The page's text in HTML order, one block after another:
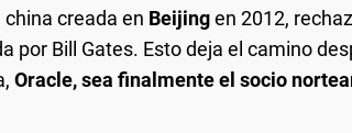
creada en Beijingen 2012,
por Bill Gates. Esto deja el camino
Oracle, sea finalmente el socio